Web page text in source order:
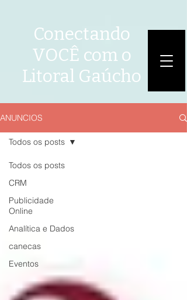
Conectando
VOCÊ com o
Litoral Gaúcho
ANÚNCIOS
ANUNCIOS
Todos os posts
CRM
Publicidade
Online
Analítica e Dados
canecas
Eventos
Todos os posts